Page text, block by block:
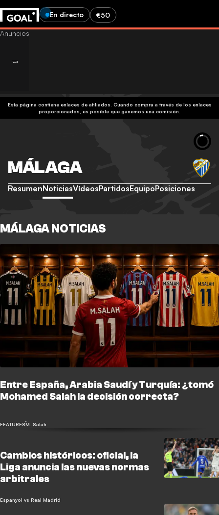
En directo €50
Esta página contiene enlaces de afiliados. Cuando compra a través de los enlaces
proporcionados, es posible que ganemos una comisión.
MÁLAGA
ResumenNoticiasVídeosPartidosEquipoPosiciones
MÁLAGA NOTICIAS
Entre España, Arabia Saudí y Turquía: ¿tomó
Mohamed Salah la decisión correcta?
FEATURESM. Salah
Cambios históricos: oficial, la
Liga anuncia las nuevas normas
arbitrales
Espanyol vs Real Madrid